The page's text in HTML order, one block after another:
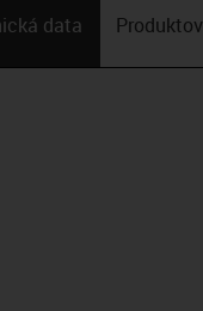
data